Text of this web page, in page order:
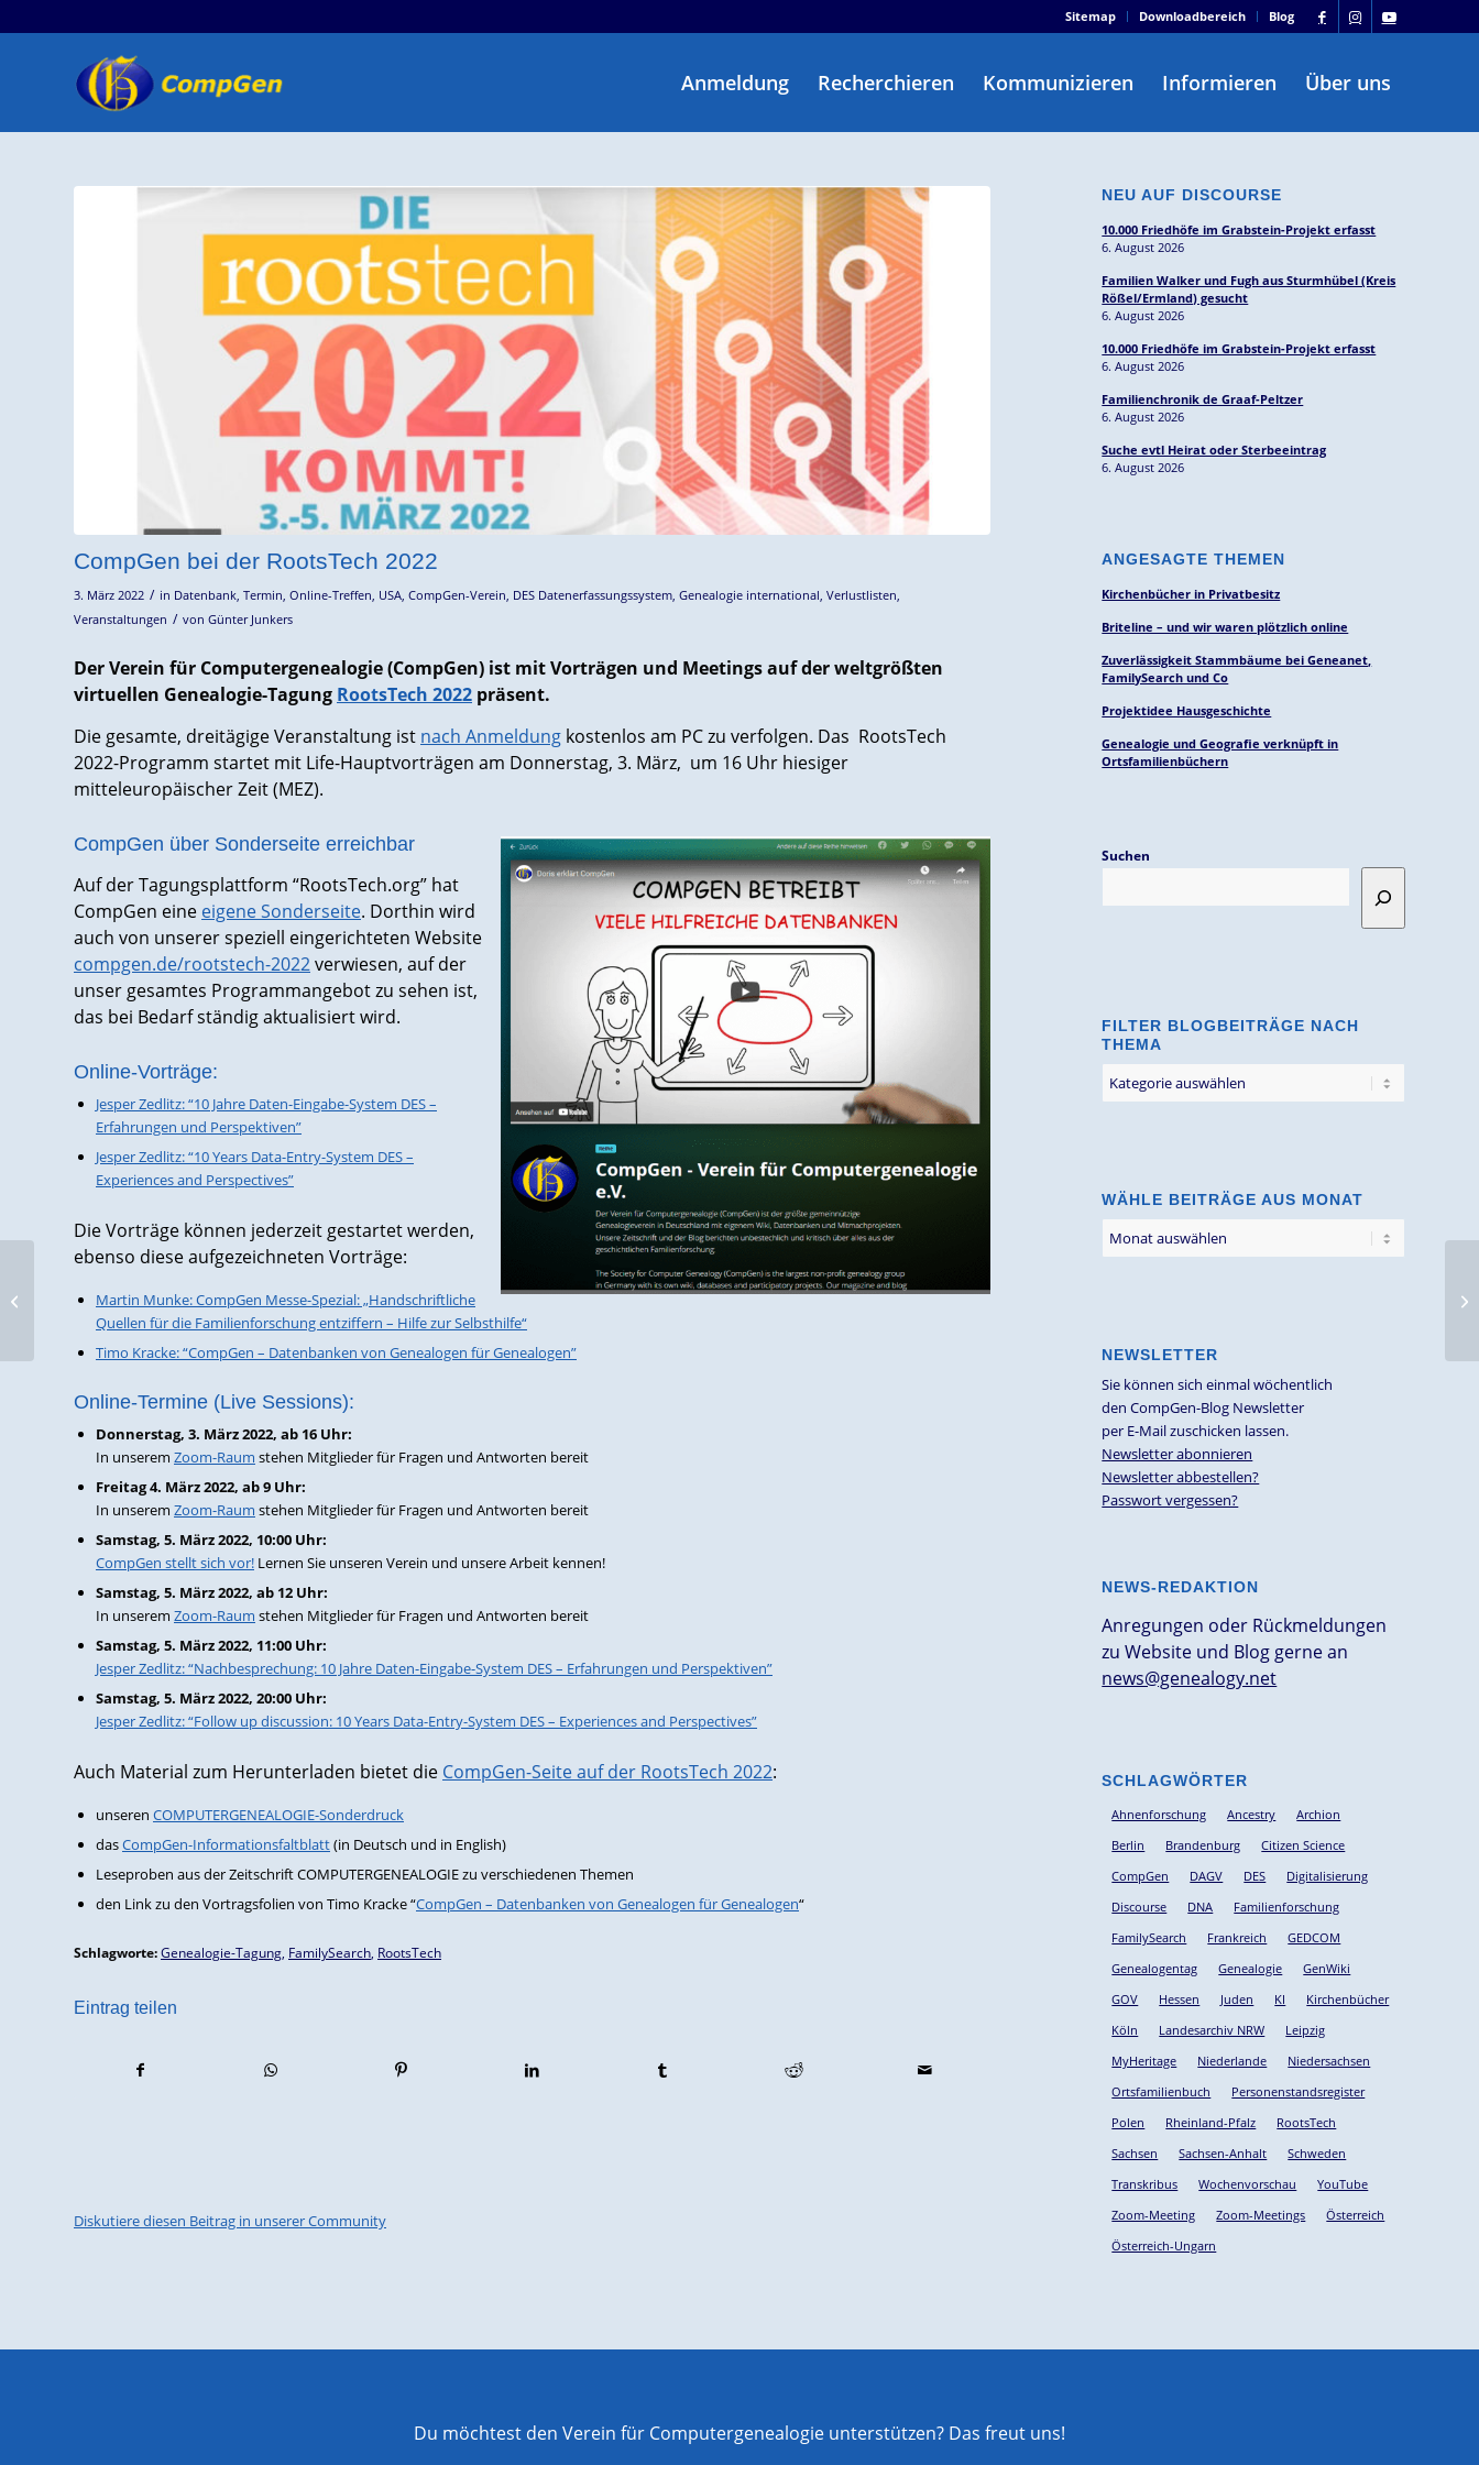
Sitemap Downloadbereich Blog
Anmeldung Recherchieren Kommunizieren Informieren Über uns
CompGen bei der RootsTech 2022
3. März 2022 / in Datenbank Termin Online-Treffen USA CompGen-Verein DES Datenerfassungssystem Genealogie international Verlustlisten
Veranstaltungen / von Günter Junkers
Der Verein für Computergenealogie (CompGen) ist mit Vorträgen und Meetings auf der weltgrößten
virtuellen Genealogie-Tagung RootsTech 2022 präsent.
Die gesamte, dreitägige Veranstaltung ist nach Anmeldung kostenlos am PC zu verfolgen. Das RootsTech
2022-Programm startet mit Life-Hauptvorträgen am Donnerstag, 3. März, um 16 Uhr hiesiger
mitteleuropäischer Zeit (MEZ).
CompGen über Sonderseite erreichbar
Auf der Tagungsplattform “RootsTech.org” hat
CompGen eine eigene Sonderseite. Dorthin wird
auch von unserer speziell eingerichteten Website
compgen.de/rootstech-2022verwiesen, auf der
unser gesamtes Programmangebot zu sehen ist,
das bei Bedarf ständig aktualisiert wird.
Online-Vorträge:
Jesper Zedlitz: “10 Jahre Daten-Eingabe-System DES –
Erfahrungen und Perspektiven”
Jesper Zedlitz: “10 Years Data-Entry-System DES –
Experiences and Perspectives”
Die Vorträge können jederzeit gestartet werden,
ebenso diese aufgezeichneten Vorträge:
Martin Munke: CompGen Messe-Spezial: „Handschriftliche
Quellen für die Familienforschung entziffern – Hilfe zur Selbsthilfe“
Timo Kracke: “CompGen – Datenbanken von Genealogen für Genealogen”
Online-Termine (Live Sessions):
Donnerstag, 3. März 2022, ab 16 Uhr:
In unserem Zoom-Raum stehen Mitglieder für Fragen und Antworten bereit
Freitag 4. März 2022, ab 9 Uhr:
In unserem Zoom-Raum stehen Mitglieder für Fragen und Antworten bereit
Samstag, 5. März 2022, 10:00 Uhr:
CompGen stellt sich vor! Lernen Sie unseren Verein und unsere Arbeit kennen!
Samstag, 5. März 2022, ab 12 Uhr:
In unserem Zoom-Raum stehen Mitglieder für Fragen und Antworten bereit
Samstag, 5. März 2022, 11:00 Uhr:
Jesper Zedlitz: “Nachbesprechung: 10 Jahre Daten-Eingabe-System DES – Erfahrungen und Perspektiven”
Samstag, 5. März 2022, 20:00 Uhr:
Jesper Zedlitz: “Follow up discussion: 10 Years Data-Entry-System DES – Experiences and Perspectives”
Auch Material zum Herunterladen bietet die CompGen-Seite auf der RootsTech 2022:
unseren COMPUTERGENEALOGIE-Sonderdruck
dasCompGen-Informationsfaltblatt(in Deutsch und in English)
Leseproben aus der Zeitschrift COMPUTERGENEALOGIE zu verschiedenen Themen
den Link zu den Vortragsfolien von Timo Kracke “CompGen – Datenbanken von Genealogen für Genealogen“
Schlagworte:Genealogie-Tagung FamilySearch RootsTech
Eintrag teilen
Diskutiere diesen Beitrag in unserer Community
NEU AUF DISCOURSE
10.000 Friedhöfe im Grabstein-Projekt erfasst
6. August 2026
Familien Walker und Fugh aus Sturmhübel (Kreis
Rößel/Ermland) gesucht
6. August 2026
10.000 Friedhöfe im Grabstein-Projekt erfasst
6. August 2026
Familienchronik de Graaf-Peltzer
6. August 2026
Suche evtl Heirat oder Sterbeeintrag
6. August 2026
ANGESAGTE THEMEN
Kirchenbücher in Privatbesitz
Briteline – und wir waren plötzlich online
Zuverlässigkeit Stammbäume bei Geneanet,
FamilySearch und Co
Projektidee Hausgeschichte
Genealogie und Geografie verknüpft in
Ortsfamilienbüchern
Suchen
FILTER BLOGBEITRÄGE NACH
THEMA
Blogbeiträge
WÄHLE BEITRÄGE AUS MONAT
NEWSLETTER
Sie können sich einmal wöchentlich
den CompGen-Blog Newsletter
per E-Mail zuschicken lassen.
Newsletter abonnieren
Newsletter abbestellen?
Passwort vergessen?
NEWS-REDAKTION
Anregungen oder Rückmeldungen
zu Website und Blog gerne an
news@genealogy.net
SCHLAGWÖRTER
Ahnenforschung Ancestry
Archion
Berlin
Brandenburg
Citizen Science
CompGen
DAGV DES
Digitalisierung
Discourse
DNA
Familienforschung
FamilySearch
Frankreich
GEDCOM
Genealogentag
Genealogie
GenWiki
GOV
Hessen Juden KI
Kirchenbücher
Köln
Landesarchiv NRW
Leipzig
MyHeritage
Niederlande
Niedersachsen
Ortsfamilienbuch
Personenstandsregister
Polen
Rheinland-Pfalz
RootsTech
Sachsen
Sachsen-Anhalt
Schweden
Transkribus
Wochenvorschau
YouTube
Zoom-Meeting
Zoom-Meetings
Österreich
Österreich-Ungarn
Du möchtest den Verein für Computergenealogie unterstützen? Das freut uns!